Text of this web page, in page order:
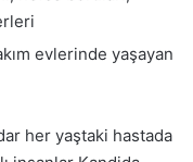
evlerinde yaşayan
her yaştaki hastada